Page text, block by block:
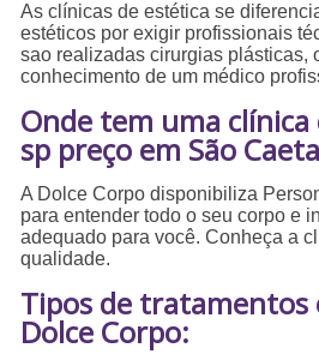
As clínicas de estética se
estéticos por exigir profissionais
sao realizadas cirurgias plásticas,
conhecimento de um médico
Onde tem uma
sp preço em São
A Dolce Corpo disponibiliza
para entender todo o seu corpo e
adequado para você. Conheça a
qualidade.
Tipos de tratamentos
Dolce Corpo: